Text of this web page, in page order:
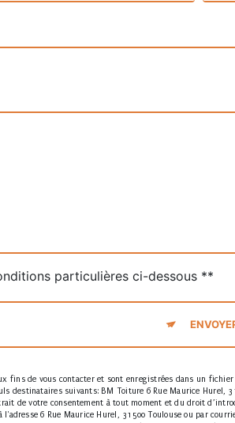
particulières ci-dessous **
fins de vous contacter et sont enregistrées dans un
destinataires suivants: BM Toiture 6 Rue Maurice
de votre consentement à tout moment et du droit
l'adresse 6 Rue Maurice Hurel, 31500 Toulouse ou par